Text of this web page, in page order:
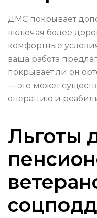
ДМС покрывает
включая более
комфортные
ваша работа
покрывает ли он
— это может
операцию и
Льготы